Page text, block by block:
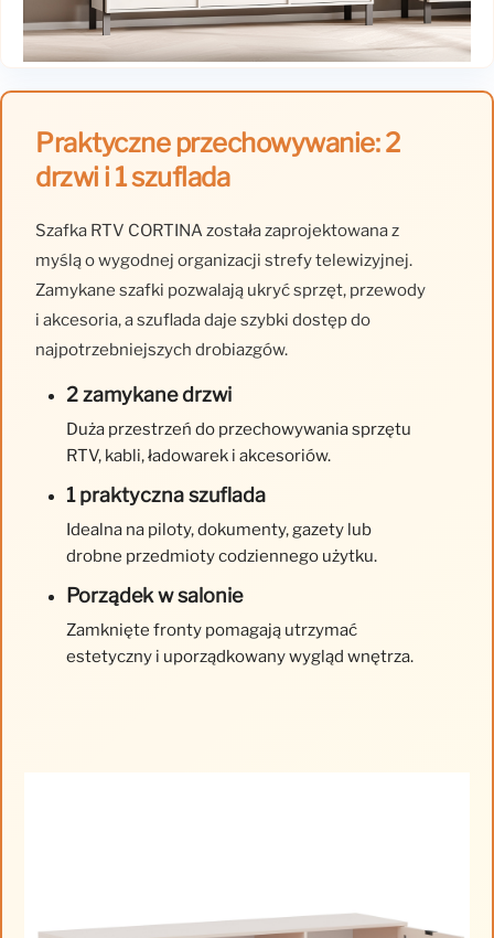
Praktyczne przechowywanie: 2
drzwi i 1 szuflada
Szafka RTV CORTINA została zaprojektowana z
myślą o wygodnej organizacji strefy telewizyjnej.
Zamykane szafki pozwalają ukryć sprzęt, przewody
i akcesoria, a szuflada daje szybki dostęp do
najpotrzebniejszych drobiazgów.
2 zamykane drzwi
Duża przestrzeń do przechowywania sprzętu
RTV, kabli, ładowarek i akcesoriów.
1 praktyczna szuflada
Idealna na piloty, dokumenty, gazety lub
drobne przedmioty codziennego użytku.
Porządek w salonie
Zamknięte fronty pomagają utrzymać
estetyczny i uporządkowany wygląd wnętrza.